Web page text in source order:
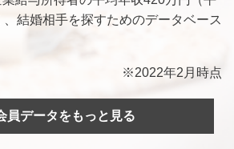
結婚相手を探すためのデータベース
※2022年2月時点
員データをもっと見る